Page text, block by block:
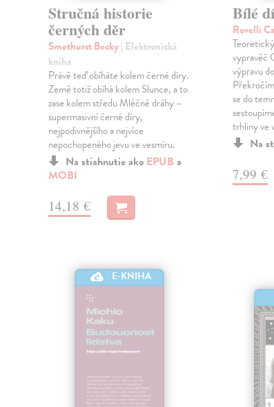
Stručná historie
černých děr
Smethurst Becky| Elektronická
kniha
Právě teď obíháte kolem černé díry.
Země totiž obíhá kolem Slunce, a to
zase kolem středu Mléčné dráhy –
supermasivní černé díry,
nejpodivnějšího a nejvíce
nepochopeného jevu ve vesmíru.
Na stiahnutie ako EPUB a
MOBI
14,18 €
Bílé
Rovelli
vypravěč
výpravu
se do
trhliny ve
Na
7,99 €
E-KNIHA